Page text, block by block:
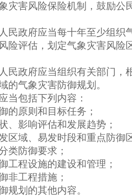
灾害风险保险机制，鼓励
政府应当每十年至少组织
险评估，划定气象灾害风险
政府应当组织有关部门，
的气象灾害防御规划。
当包括下列内容：
的原则和目标任务；
、影响评估和发展趋势；
区域、易发时段和重点防御
类防御要求；
工程设施的建设和管理；
非工程措施；
规划的其他内容。